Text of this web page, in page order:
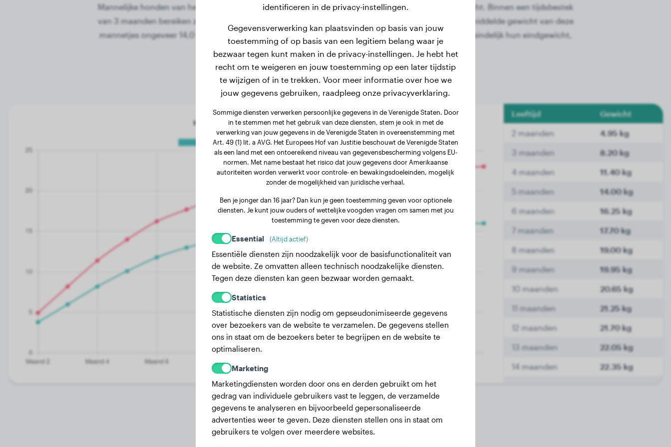
Mannelijke honden van het ras Blue Lacy behoren tot de categorie honden met een gematigd gewicht. Binnen een tijdsbestek
van 3 maanden bereiken ze meestal een gewicht van 7,1 kg. Na nog eens 3 maanden bereikt het gemiddelde gewicht van deze
mannetjes ongeveer 14,0 kg. Na nog 7 maanden doorgroeien bereiken mannetjes van Blue Lacy uiteindelijk hun eindgewicht,
variërend van 16 - 23 kg.
Leeftijd Gewicht
2 maanden 4.95 kg
3 maanden 8.20 kg
4 maanden 11.40 kg
5 maanden 14.00 kg
6 maanden 16.25 kg
7 maanden 17.70 kg
8 maanden 19.00 kg
9 maanden 19.95 kg
10 maanden 20.65 kg
11 maanden 21.25 kg
12 maanden 21.70 kg
13 maanden 22.05 kg
14 maanden 22.35 kg
identificeren in de privacy-instellingen.
Gegevensverwerking kan plaatsvinden op basis van jouw
toestemming of op basis van een legitiem belang waar je
bezwaar tegen kunt maken in de privacy-instellingen. Je hebt het
recht om te weigeren en jouw toestemming op een later tijdstip
te wijzigen of in te trekken. Voor meer informatie over hoe we
jouw gegevens gebruiken, raadpleeg onze privacyverklaring.
Sommige diensten verwerken persoonlijke gegevens in de Verenigde Staten. Door
in te stemmen met het gebruik van deze diensten, stem je ook in met de
verwerking van jouw gegevens in de Verenigde Staten in overeenstemming met
Art. 49 (1) lit. a AVG. Het Europees Hof van Justitie beschouwt de Verenigde Staten
als een land met een ontoereikend niveau van gegevensbescherming volgens EU-
normen. Met name bestaat het risico dat jouw gegevens door Amerikaanse
autoriteiten worden verwerkt voor controle- en bewakingsdoeleinden, mogelijk
zonder de mogelijkheid van juridische verhaal.
Ben je jonger dan 16 jaar? Dan kun je geen toestemming geven voor optionele
diensten. Je kunt jouw ouders of wettelijke voogden vragen om samen met jou
toestemming te geven voor deze diensten.
Essential (Altijd actief)
Essentiële diensten zijn noodzakelijk voor de basisfunctionaliteit van
de website. Ze omvatten alleen technisch noodzakelijke diensten.
Tegen deze diensten kan geen bezwaar worden gemaakt.
Statistics
Statistische diensten zijn nodig om gepseudonimiseerde gegevens
over bezoekers van de website te verzamelen. De gegevens stellen
ons in staat om de bezoekers beter te begrijpen en de website te
optimaliseren.
Marketing
Marketingdiensten worden door ons en derden gebruikt om het
gedrag van individuele gebruikers vast te leggen, de verzamelde
gegevens te analyseren en bijvoorbeeld gepersonaliseerde
advertenties weer te geven. Deze diensten stellen ons in staat om
gebruikers te volgen over meerdere websites.